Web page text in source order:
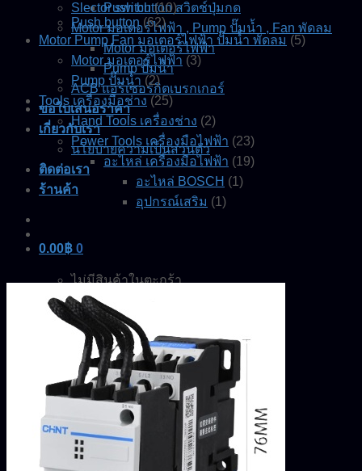
Push button สวิตช์ปุ่มกด
Motor มอเตอร์ไฟฟ้า , Pump ปั๊มน้ำ , Fan พัดลม
Motor มอเตอร์ไฟฟ้า
Pump ปั๊มน้ำ
ACB แอร์เซอร์กิตเบรกเกอร์
ขอใบเสนอราคา
เกี่ยวกับเรา
นโยบายความเป็นส่วนตัว
ติดต่อเรา
ร้านค้า
0.00฿ 0
ไม่มีสินค้าในตะกร้า
ค้นหา:
ตะกร้าสินค้า
ไม่มีสินค้าในตะกร้า
Slector switch (10)
Push button (62)
Motor Pump Fan มอเตอร์ไฟฟ้า ปั๊มน้ำ พัดลม (5)
Motor มอเตอร์ไฟฟ้า (3)
Pump ปั๊มน้ำ (2)
Tools เครื่องมือช่าง (25)
Hand Tools เครื่องช่าง (2)
Power Tools เครื่องมือไฟฟ้า (23)
อะไหล่ เครื่องมือไฟฟ้า (19)
อะไหล่ BOSCH (1)
อุปกรณ์เสริม (1)